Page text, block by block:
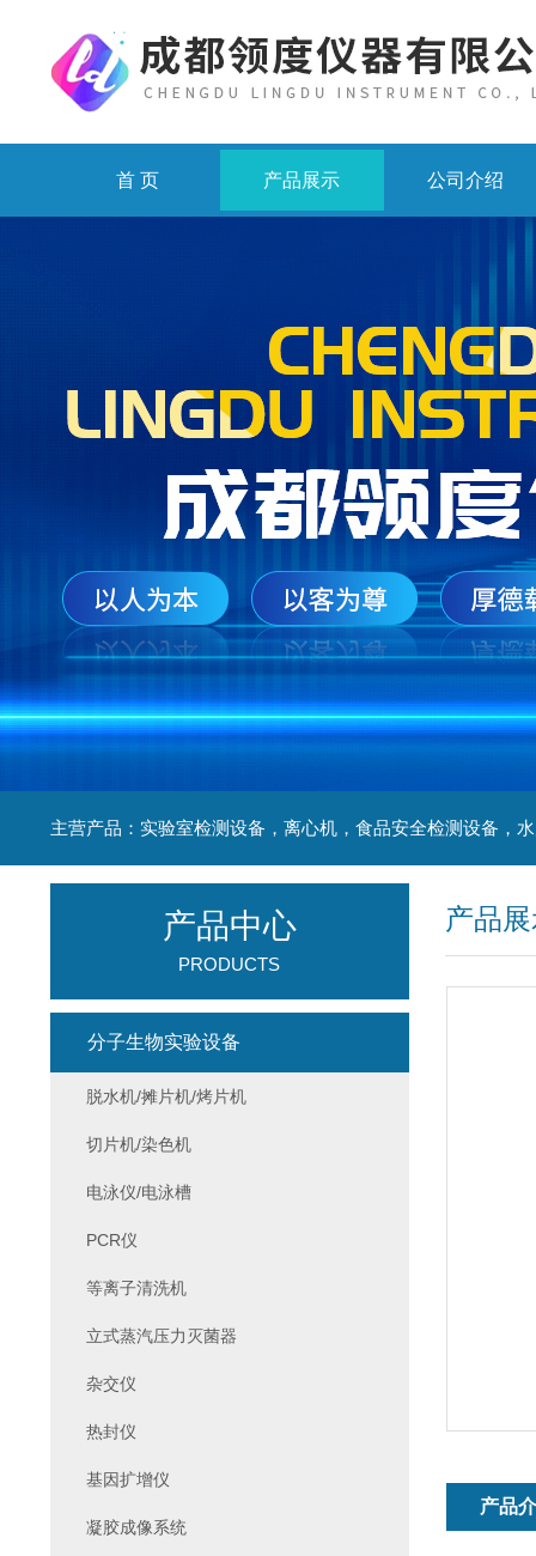
首 页 产品展示 公司介绍
产品
产品
产品中心
PRODUCTS
分子生物实验设备
脱水机/摊片机/烤片机
切片机/染色机
电泳仪/电泳槽
PCR仪
等离子清洗机
立式蒸汽压力灭菌器
杂交仪
热封仪
基因扩增仪
凝胶成像系统